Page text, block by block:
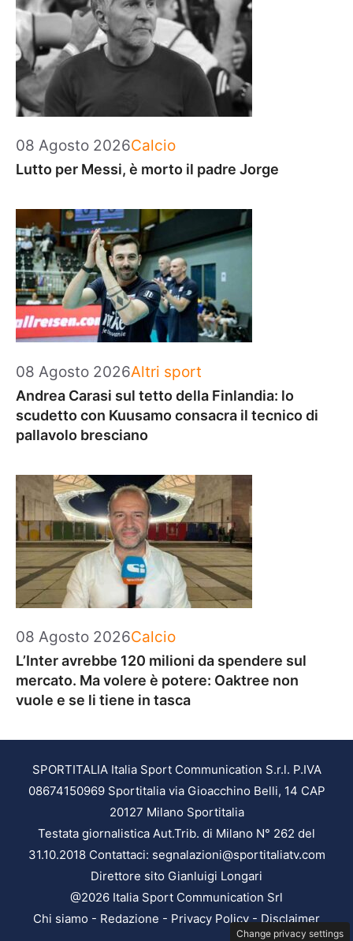
08 Agosto 2026Categorie
Calcio
Lutto per Messi, è morto il padre Jorge
08 Agosto 2026Categorie
Altri sport
Andrea Carasi sul tetto della Finlandia: lo
scudetto con Kuusamo consacra il tecnico di
pallavolo bresciano
08 Agosto 2026Categorie
Calcio
L’Inter avrebbe 120 milioni da spendere sul
mercato. Ma volere è potere: Oaktree non
vuole e se li tiene in tasca
SPORTITALIA Italia Sport Communication S.r.l. P.IVA
08674150969 Sportitalia via Gioacchino Belli, 14 CAP
20127 Milano Sportitalia
Testata giornalistica Aut.Trib. di Milano N° 262 del
31.10.2018 Contattaci: segnalazioni@sportitaliatv.com
Direttore sito Gianluigi Longari
@2026 Italia Sport Communication Srl
Chi siamo - Redazione - Privacy Policy-Disclaimer
Change privacy settings